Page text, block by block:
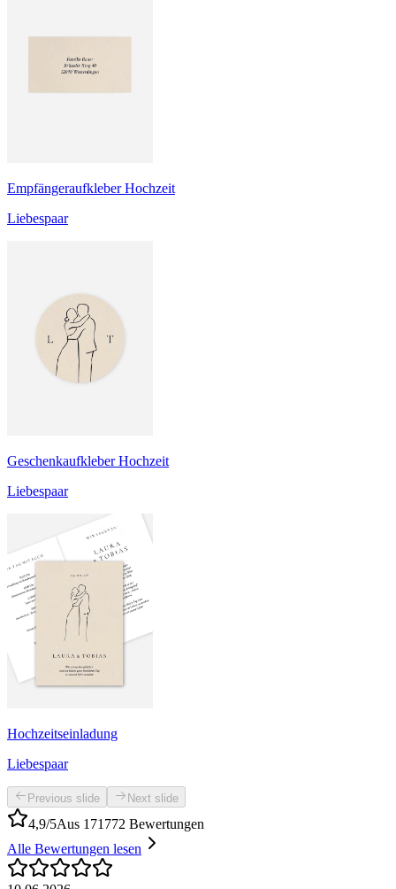
Empfängeraufkleber Hochzeit
Liebespaar
Geschenkaufkleber Hochzeit
Liebespaar
Hochzeitseinladung
Liebespaar
Previous slide Next slide
4,9/5Aus 171772 Bewertungen
Alle Bewertungen lesen